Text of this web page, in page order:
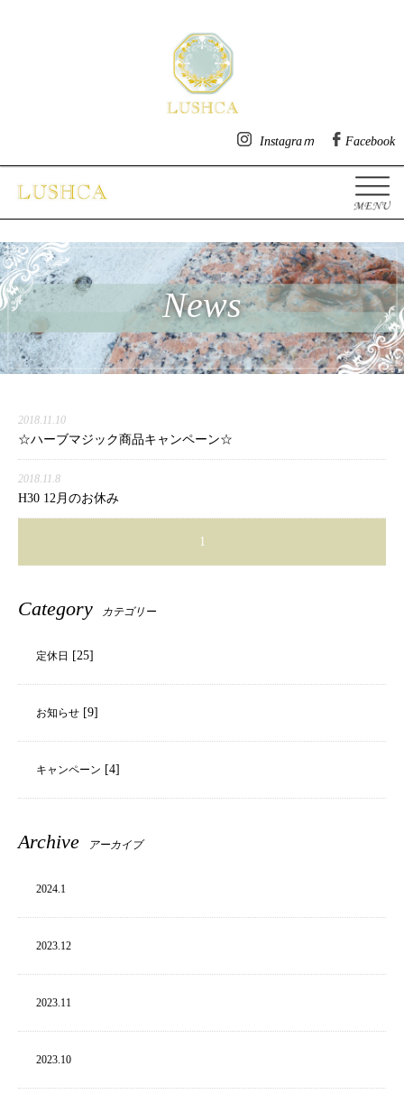
Instagraｍ Facebook
News
2018.11.10
☆ハーブマジック商品キャンペーン☆
2018.11.8
H30 12月のお休み
1
Category カテゴリー
定休日 [25]
お知らせ [9]
キャンペーン [4]
Archive アーカイブ
2024. 1
2023. 12
2023. 11
2023. 10